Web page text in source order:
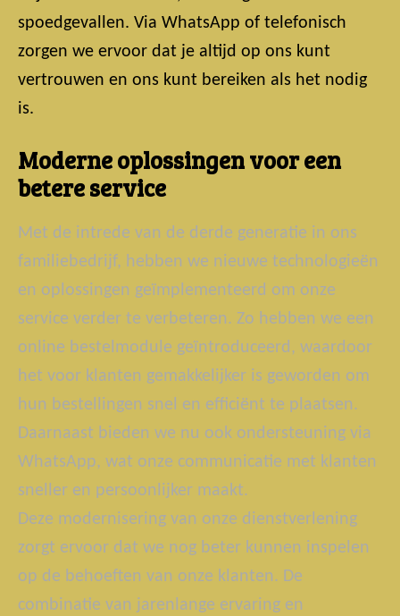
spoedgevallen. Via WhatsApp of telefonisch
zorgen we ervoor dat je altijd op ons kunt
vertrouwen en ons kunt bereiken als het nodig
is.
Moderne oplossingen voor een
betere service
Met de intrede van de derde generatie in ons
familiebedrijf, hebben we nieuwe technologieën
en oplossingen geïmplementeerd om onze
service verder te verbeteren. Zo hebben we een
online bestelmodule geïntroduceerd, waardoor
het voor klanten gemakkelijker is geworden om
hun bestellingen snel en efficiënt te plaatsen.
Daarnaast bieden we nu ook ondersteuning via
WhatsApp, wat onze communicatie met klanten
sneller en persoonlijker maakt.
Deze modernisering van onze dienstverlening
zorgt ervoor dat we nog beter kunnen inspelen
op de behoeften van onze klanten. De
combinatie van jarenlange ervaring en